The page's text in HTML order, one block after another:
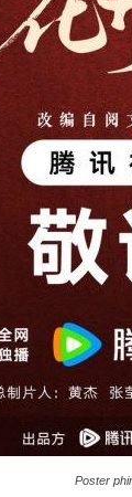
Poster